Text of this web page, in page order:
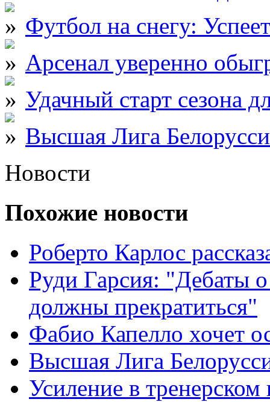
Футбол на снегу:
Арсенал уверенно
Удачный старт сезона
Высшая Лига
Новости
Похожие новости
Роберто Карлос
Руди Гарсия: "Дебаты
должны прекратиться"
Фабио Капелло хочет
Высшая Лига
Усиление в